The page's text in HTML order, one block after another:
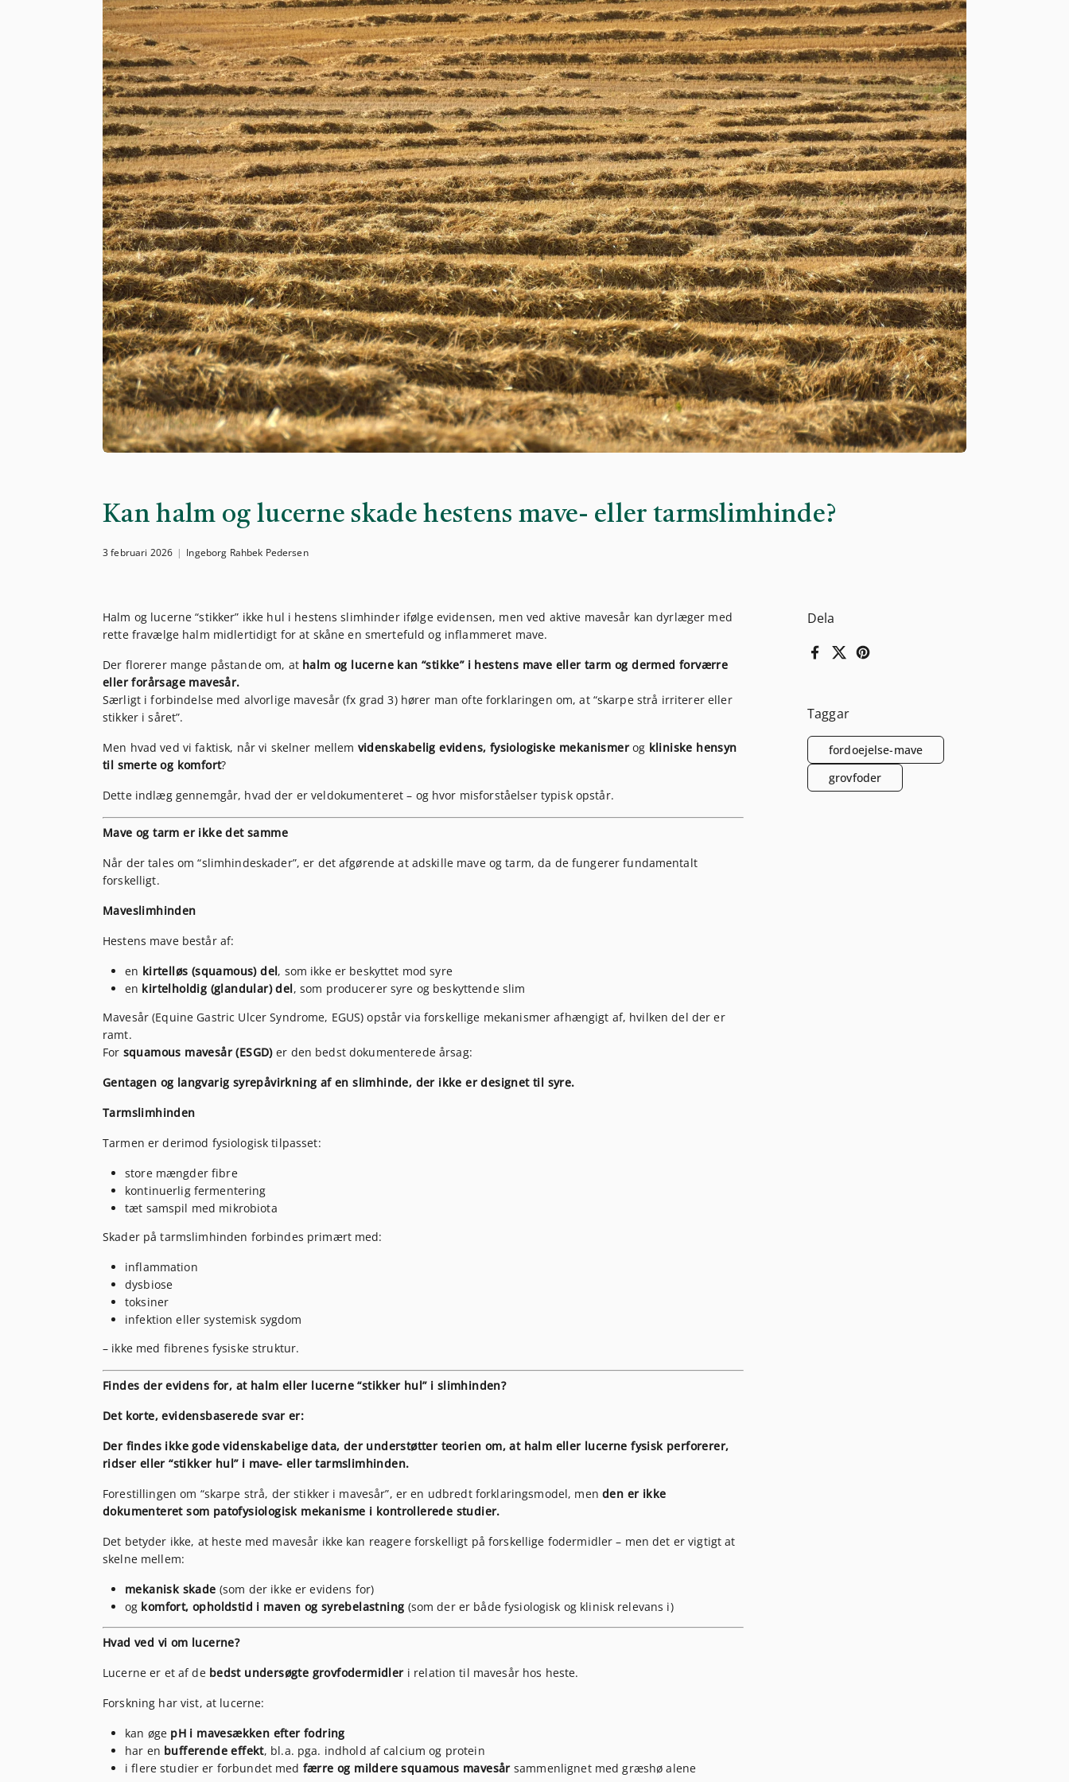
Kan halm og lucerne skade hestens mave- eller tarmslimhinde?
3 februari 2026 Ingeborg Rahbek Pedersen
Dela
Facebook
X (Twitter)
Pinterest
Taggar
fordoejelse-mave
grovfoder
Halm og lucerne “stikker” ikke hul i hestens slimhinder ifølge evidensen, men ved aktive mavesår kan dyrlæger med
rette fravælge halm midlertidigt for at skåne en smertefuld og inflammeret mave.
Der florerer mange påstande om, at halm og lucerne kan “stikke” i hestens mave eller tarm og dermed forværre
eller forårsage mavesår.
Særligt i forbindelse med alvorlige mavesår (fx grad 3) hører man ofte forklaringen om, at “skarpe strå irriterer eller
stikker i såret”.
Men hvad ved vi faktisk, når vi skelner mellem videnskabelig evidens, fysiologiske mekanismerog kliniske hensyn
til smerte og komfort?
Dette indlæg gennemgår, hvad der er veldokumenteret – og hvor misforståelser typisk opstår.
Mave og tarm er ikke det samme
Når der tales om “slimhindeskader”, er det afgørende at adskille maveogtarm, da de fungerer fundamentalt
forskelligt.
Maveslimhinden
Hestens mave består af:
en kirtelløs (squamous) del, som ikke er beskyttet mod syre
en kirtelholdig (glandular) del, som producerer syre og beskyttende slim
Mavesår (Equine Gastric Ulcer Syndrome, EGUS) opstår via forskellige mekanismer afhængigt af, hvilken del der er
ramt.
For squamous mavesår (ESGD)er den bedst dokumenterede årsag:
Gentagen og langvarig syrepåvirkning af en slimhinde, der ikke er designet til syre.
Tarmslimhinden
Tarmen er derimod fysiologisk tilpasset:
store mængder fibre
kontinuerlig fermentering
tæt samspil med mikrobiota
Skader på tarmslimhinden forbindes primært med:
inflammation
dysbiose
toksiner
infektion eller systemisk sygdom
– ikke med fibrenes fysiske struktur.
Findes der evidens for, at halm eller lucerne “stikker hul” i slimhinden?
Det korte, evidensbaserede svar er:
Der findes ikke gode videnskabelige data, der understøtter teorien om, at halm eller lucerne fysisk perforerer,
ridser eller “stikker hul” i mave- eller tarmslimhinden.
Forestillingen om “skarpe strå, der stikker i mavesår”, er en udbredt forklaringsmodel, men den er ikke
dokumenteret som patofysiologisk mekanisme i kontrollerede studier.
Det betyder ikke, at heste med mavesår ikke kan reagere forskelligt på forskellige fodermidler – men det er vigtigt at
skelne mellem:
mekanisk skade (som der ikke er evidens for)
og komfort, opholdstid i maven og syrebelastning (som der er både fysiologisk og klinisk relevans i)
Hvad ved vi om lucerne?
Lucerne er et af de bedst undersøgte grovfodermidleri relation til mavesår hos heste.
Forskning har vist, at lucerne:
kan øge pH i mavesækken efter fodring
har en bufferende effekt, bl.a. pga. indhold af calcium og protein
i flere studier er forbundet med færre og mildere squamous mavesårsammenlignet med græshø alene